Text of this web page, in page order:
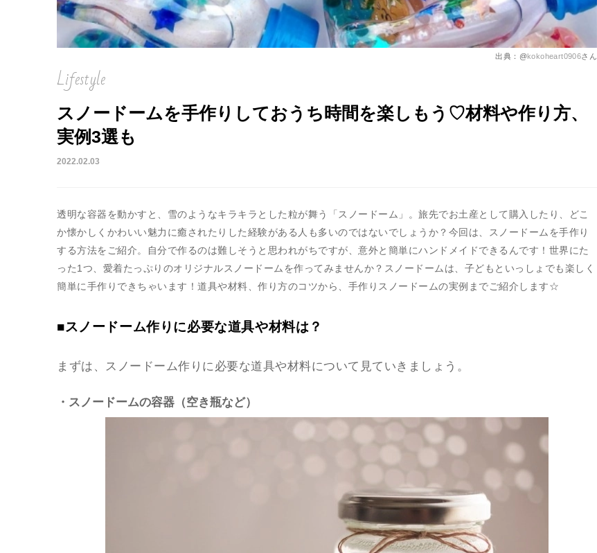
出典：@kokoheart0906さん
Lifestyle
スノードームを手作りしておうち時間を楽しもう♡材料や作り方、
実例3選も
2022.02.03
透明な容器を動かすと、雪のようなキラキラとした粒が舞う「スノードーム」。旅先でお土産として購入したり、どこ
か懐かしくかわいい魅力に癒されたりした経験がある人も多いのではないでしょうか？今回は、スノードームを手作り
する方法をご紹介。自分で作るのは難しそうと思われがちですが、意外と簡単にハンドメイドできるんです！世界にた
った1つ、愛着たっぷりのオリジナルスノードームを作ってみませんか？スノードームは、子どもといっしょでも楽しく
簡単に手作りできちゃいます！道具や材料、作り方のコツから、手作りスノードームの実例までご紹介します☆
■スノードーム作りに必要な道具や材料は？
まずは、スノードーム作りに必要な道具や材料について見ていきましょう。
・スノードームの容器（空き瓶など）